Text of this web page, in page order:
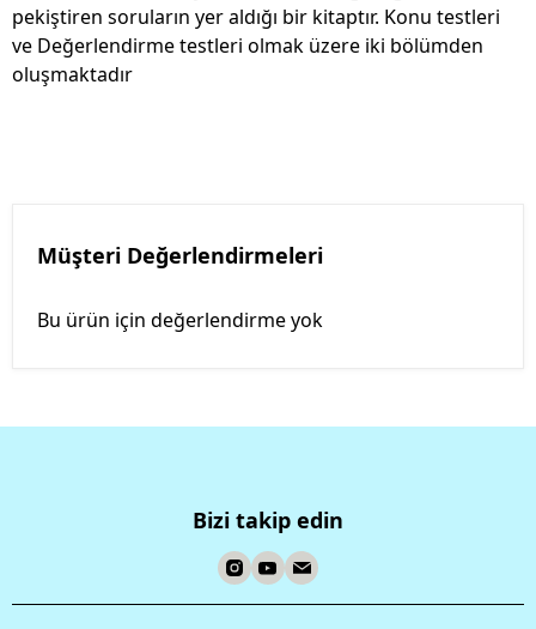
pekiştiren soruların yer aldığı bir kitaptır. Konu testleri
ve Değerlendirme testleri olmak üzere iki bölümden
oluşmaktadır
Müşteri Değerlendirmeleri
Bu ürün için değerlendirme yok
Bizi takip edin